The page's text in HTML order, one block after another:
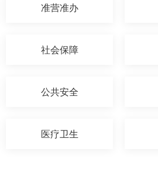
准营准办
社会保障
公共安全
医疗卫生